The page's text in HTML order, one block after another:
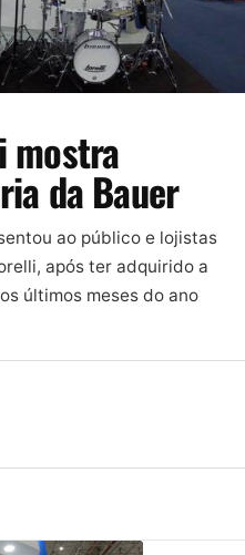
mostra
da Bauer
ao público e lojistas
após ter adquirido a
últimos meses do ano